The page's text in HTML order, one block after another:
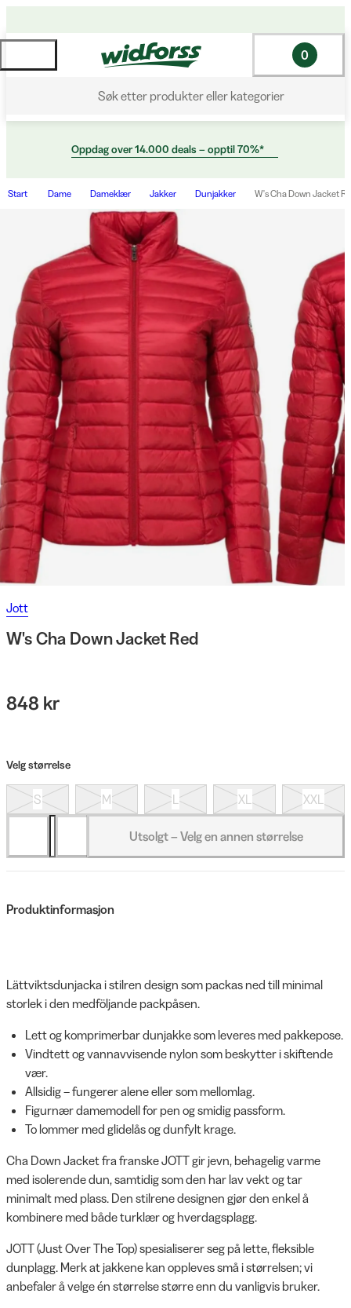
Søk etter produkter eller kategorier
0
Oppdag over 14.000 deals – opptil 70%*
Start Dame Dameklær Jakker Dunjakker W's Cha Down Jacket
Jott
W's Cha Down Jacket Red
848 kr
Velg størrelse
S M L XL XXL
Utsolgt – Velg en annen størrelse
Produktinformasjon
Lättviktsdunjacka i stilren design som packas ned till minimal
storlek i den medföljande packpåsen.
Lett og komprimerbar dunjakke som leveres med pakkepose.
Vindtett og vannavvisende nylon som beskytter i skiftende
vær.
Allsidig – fungerer alene eller som mellomlag.
Figurnær damemodell for pen og smidig passform.
To lommer med glidelås og dunfylt krage.
Cha Down Jacket fra franske JOTT gir jevn, behagelig varme
med isolerende dun, samtidig som den har lav vekt og tar
minimalt med plass. Den stilrene designen gjør den enkel å
kombinere med både turklær og hverdagsplagg.
JOTT (Just Over The Top) spesialiserer seg på lette, fleksible
dunplagg. Merk at jakkene kan oppleves små i størrelsen; vi
anbefaler å velge én størrelse større enn du vanligvis bruker.